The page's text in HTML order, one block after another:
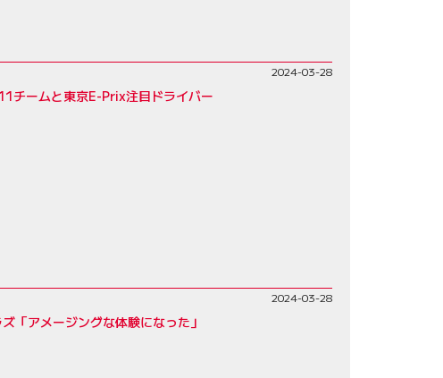
2024-03-28
チームと東京E-Prix注目ドライバー
2024-03-28
「アメージングな体験になった」